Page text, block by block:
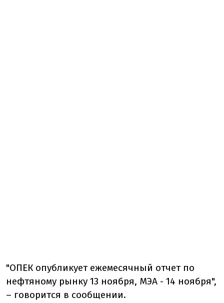
"ОПЕК опубликует ежемесячный отчет по
нефтяному рынку 13 ноября, МЭА - 14 ноября",
– говорится в сообщении.